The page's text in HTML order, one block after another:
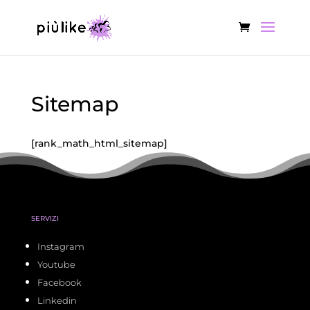
Sitemap
[rank_math_html_sitemap]
SERVIZI
Instagram
Youtube
Facebook
Linkedin